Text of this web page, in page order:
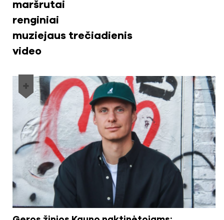
maršrutai
renginiai
muziejaus trečiadienis
video